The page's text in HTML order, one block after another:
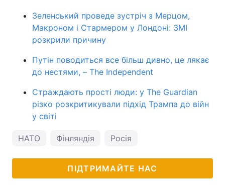
Зеленський проведе зустріч з Мерцом,
Макроном і Стармером у Лондоні: ЗМІ
розкрили причину
Путін поводиться все більш дивно, це лякає
до нестями, – The Independent
Страждають прості люди: у The Guardian
різко розкритикували підхід Трампа до війн
у світі
НАТО Фінляндія Росія
ПІДТРИМАЙТЕ НАС